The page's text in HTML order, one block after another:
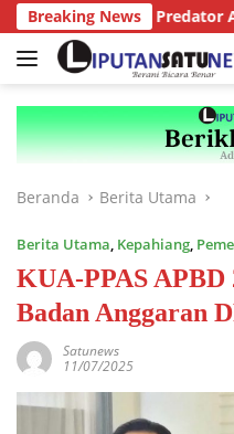
Langsung
ke
konten
Breaking News
bagi Predator Anak,
Beranda Berita Utama
Berita Utama, Kepahiang,
KUA-PPAS APBD
Badan Anggaran
Satunews
11/07/2025